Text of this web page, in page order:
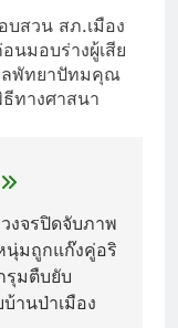
บสวน สภ.เมือง
นมอบร่างผู้เสีย
ลพัทยาปัทมคุณ
ทางศาสนา
งจรปิดจับภาพ
นุ่มถูกแก๊งคู่อริ
รุมตืบยับ
านป่าเมือง